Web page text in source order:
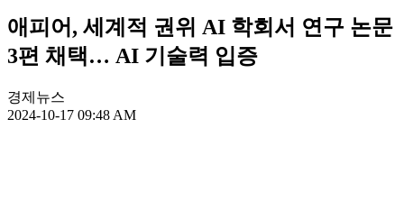
애피어, 세계적 권위 AI 학회서 연구 논문
3편 채택… AI 기술력 입증
경제뉴스
2024-10-17 09:48 AM